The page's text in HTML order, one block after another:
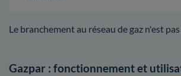
Le branchement au réseau de gaz n'est
Gazpar : fonctionnement et